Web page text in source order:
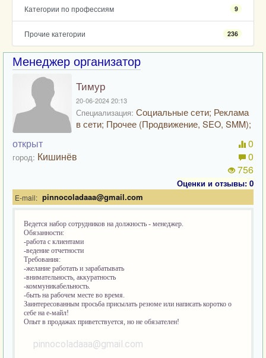
Категории по профессиям 9
Прочие категории 236
Менеджер организатор
Тимур
20-06-2024 20:13
Специализация: Социальные сети; Реклама
в сети; Прочее (Продвижение, SEO, SMM);
открыт
город: Кишинёв
0
0
756
Оценки и отзывы: 0
E-mail: pinnocoladaaa@gmail.com
Ведется набор сотрудников на должность - менеджер.
Обязанности:
-работа с клиентами
-ведение отчетности
Требования:
-желание работать и зарабатывать
-внимательность, аккуратность
-коммуникабельность.
-быть на рабочем месте во время.
Заинтересованным просьба присылать резюме или написать коротко о
себе на е-майл!
Опыт в продажах приветствуется, но не обязателен!
pinnocoladaaa@gmail.com